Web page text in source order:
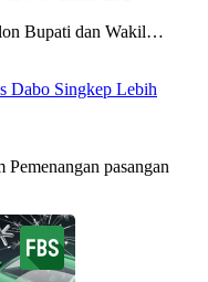
Bupati dan Wakil…
Dabo Singkep Lebih
pasangan